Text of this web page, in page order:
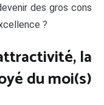
des gros cons
?
la
du moi(s)